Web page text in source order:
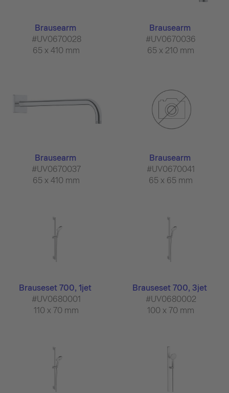
Brausearm
#UV0670028
65 x 410 mm
Brausearm
#UV0670036
65 x 210 mm
Brausearm
#UV0670037
65 x 410 mm
Brausearm
#UV0670041
65 x 65 mm
Brauseset 700, 1jet
#UV0680001
110 x 70 mm
Brauseset 700, 3jet
#UV0680002
100 x 70 mm